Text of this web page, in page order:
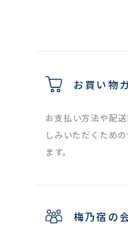
お買い物
お支払い方法や配
しみいただくため
ます。
梅乃宿の